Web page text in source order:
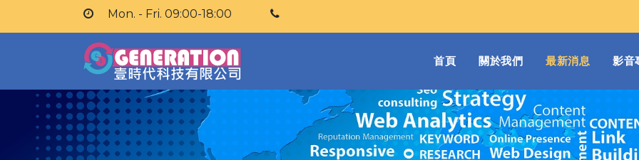
Mon. - Fri. 09:00-18:00
首頁(current)
關於我們 最新消息 影音